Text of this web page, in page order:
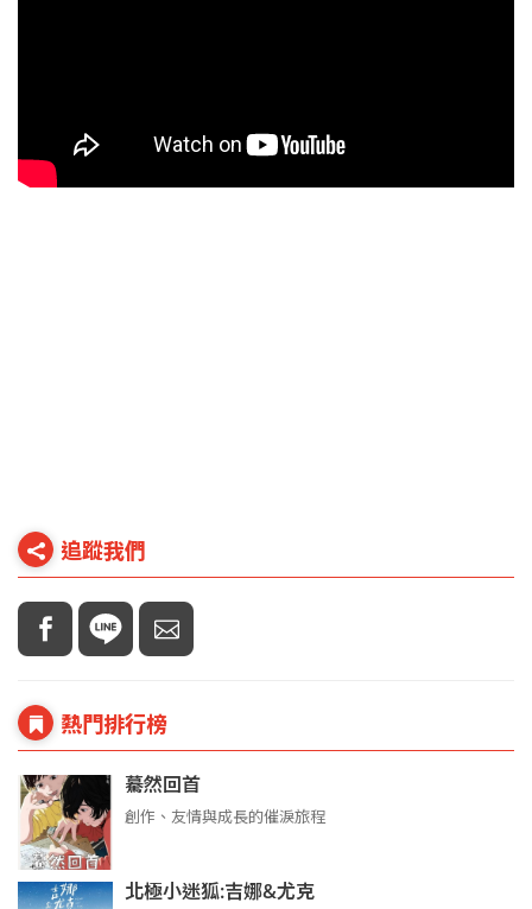
追蹤我們
熱門排行榜
驀然回首
創作、友情與成長的催淚旅程
北極小迷狐:吉娜&尤克